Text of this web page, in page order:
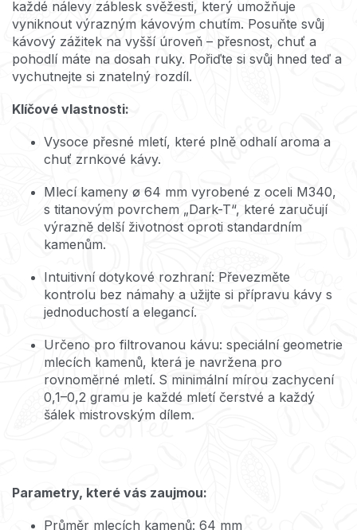
každé nálevy záblesk svěžesti, který umožňuje
vyniknout výrazným kávovým chutím. Posuňte svůj
kávový zážitek na vyšší úroveň – přesnost, chuť a
pohodlí máte na dosah ruky. Pořiďte si svůj hned teď a
vychutnejte si znatelný rozdíl.
Klíčové vlastnosti:
Vysoce přesné mletí, které plně odhalí aroma a
chuť zrnkové kávy.
Mlecí kameny ø 64 mm vyrobené z oceli M340,
s titanovým povrchem „Dark-T“, které zaručují
výrazně delší životnost oproti standardním
kamenům.
Intuitivní dotykové rozhraní: Převezměte
kontrolu bez námahy a užijte si přípravu kávy s
jednoduchostí a elegancí.
Určeno pro filtrovanou kávu: speciální geometrie
mlecích kamenů, která je navržena pro
rovnoměrné mletí. S minimální mírou zachycení
0,1–0,2 gramu je každé mletí čerstvé a každý
šálek mistrovským dílem.
Parametry, které vás zaujmou:
Průměr mlecích kamenů: 64 mm